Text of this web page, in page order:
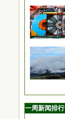
一周新闻排行